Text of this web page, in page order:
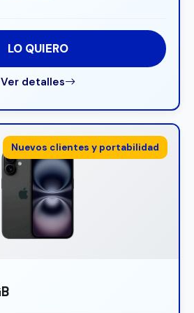
LO QUIERO
Ver detalles
Nuevos clientes y portabilidad